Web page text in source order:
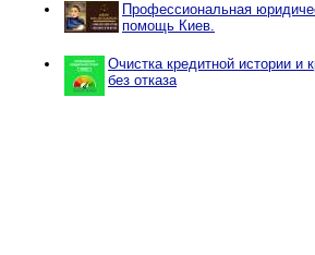
Профессиональная
помощь Киев.
Очистка кредитной истории и
без отказа